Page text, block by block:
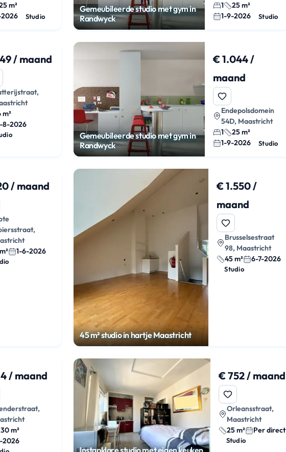
m²
Studio
Gemeubileerde studio met gym in
Randwyck
1
25 m²
1-9-2026
Studio
/ maand
m²
8-2026
Gemeubileerde studio met gym in
Randwyck
€ 1.044 /
maand
Endepolsdomein
54D, Maastricht
1
25 m²
1-9-2026
Studio
/ maand
1-6-2026
45 m² studio in hartje Maastricht
€ 1.550 /
maand
Brusselsestraat
98, Maastricht
45 m²
6-7-2026
Studio
/ maand
30 m²
2026
€ 752 / maand
Orleansstraat,
Maastricht
25 m²
Per direct
Studio